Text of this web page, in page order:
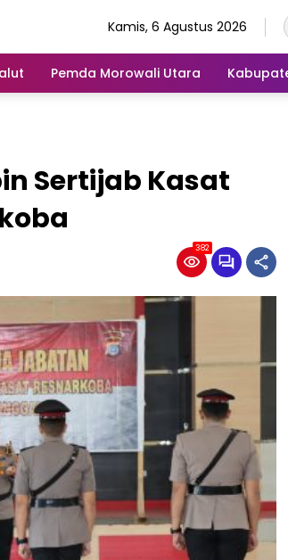
Kamis, 6 Agustus 2026
Pemda Morowali Utara
Sertijab Kasat
382